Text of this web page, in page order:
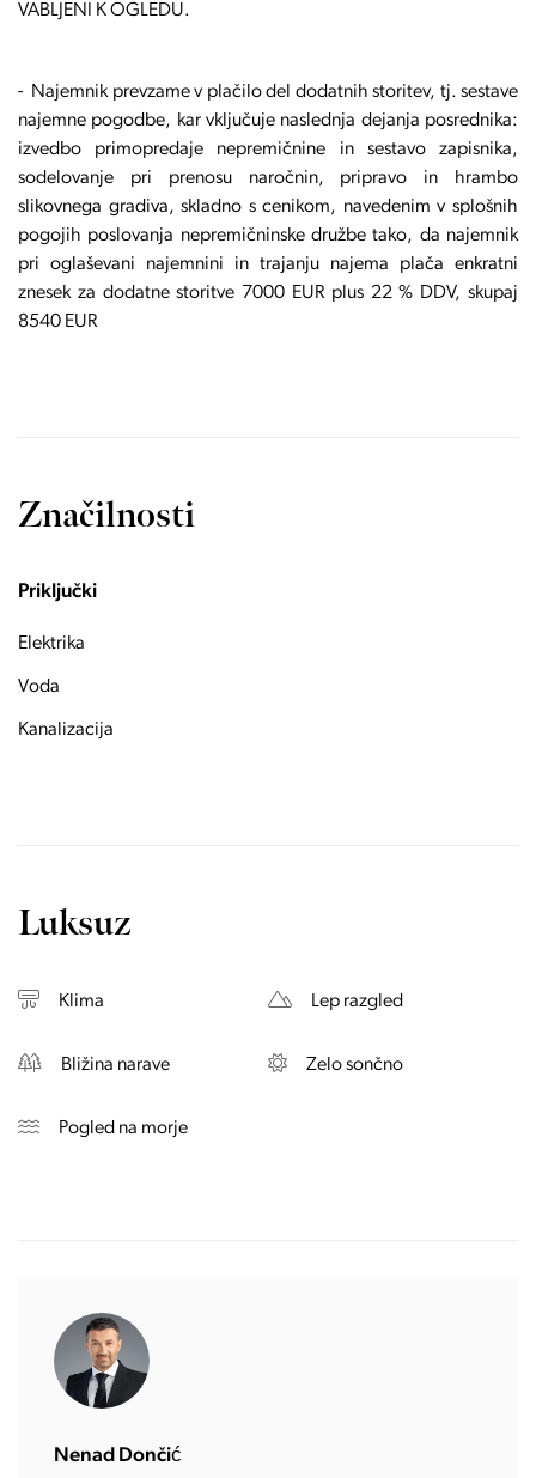
VABLJENI K OGLEDU.
- Najemnik prevzame v plačilo del dodatnih storitev, tj. sestave
najemne pogodbe, kar vključuje naslednja dejanja posrednika:
izvedbo primopredaje nepremičnine in sestavo zapisnika,
sodelovanje pri prenosu naročnin, pripravo in hrambo
slikovnega gradiva, skladno s cenikom, navedenim v splošnih
pogojih poslovanja nepremičninske družbe tako, da najemnik
pri oglaševani najemnini in trajanju najema plača enkratni
znesek za dodatne storitve 7000 EUR plus 22 % DDV, skupaj
8540 EUR
Značilnosti
Priključki
Elektrika
Voda
Kanalizacija
Luksuz
Klima Lep razgled
Bližina narave Zelo sončno
Pogled na morje
Nenad Dončić